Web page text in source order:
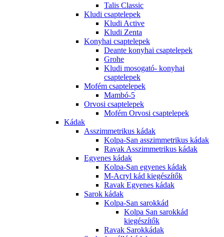
Talis Classic
Kludi csaptelepek
Kludi Active
Kludi Zenta
Konyhai csaptelepek
Deante konyhai csaptelepek
Grohe
Kludi mosogató- konyhai
csaptelepek
Mofém csaptelepek
Mambó-5
Orvosi csaptelepek
Mofém Orvosi csaptelepek
Kádak
Asszimmetrikus kádak
Kolpa-San asszimmetrikus kádak
Ravak Asszimmetrikus kádak
Egyenes kádak
Kolpa-San egyenes kádak
M-Acryl kád kiegészítők
Ravak Egyenes kádak
Sarok kádak
Kolpa-San sarokkád
Kolpa San sarokkád
kiegészítők
Ravak Sarokkádak